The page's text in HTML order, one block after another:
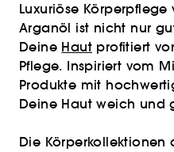
Luxuriöse
Arganöl ist nicht nur
Deine Haut profitiert
Pflege. Inspiriert vom
Produkte mit
Deine Haut weich und
Die